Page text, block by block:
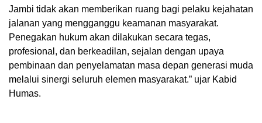
Jambi tidak akan memberikan ruang bagi pelaku kejahatan
jalanan yang mengganggu keamanan masyarakat.
Penegakan hukum akan dilakukan secara tegas,
profesional, dan berkeadilan, sejalan dengan upaya
pembinaan dan penyelamatan masa depan generasi muda
melalui sinergi seluruh elemen masyarakat.” ujar Kabid
Humas.